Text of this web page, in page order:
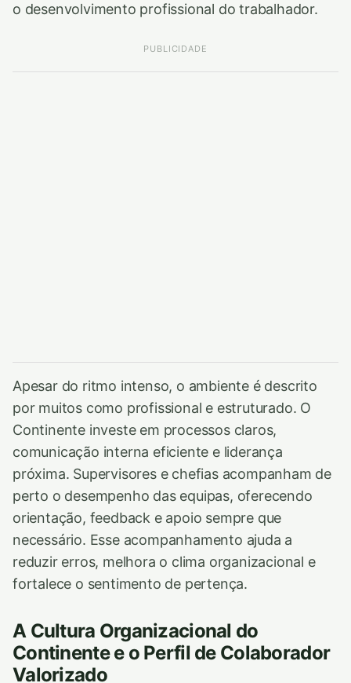
o desenvolvimento profissional do trabalhador.
PUBLICIDADE
Apesar do ritmo intenso, o ambiente é descrito
por muitos como profissional e estruturado. O
Continente investe em processos claros,
comunicação interna eficiente e liderança
próxima. Supervisores e chefias acompanham de
perto o desempenho das equipas, oferecendo
orientação, feedback e apoio sempre que
necessário. Esse acompanhamento ajuda a
reduzir erros, melhora o clima organizacional e
fortalece o sentimento de pertença.
A Cultura Organizacional do
Continente e o Perfil de Colaborador
Valorizado